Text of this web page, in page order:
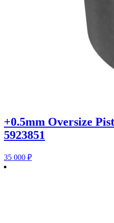
+0.5mm Oversize
5923851
35 000 ₽